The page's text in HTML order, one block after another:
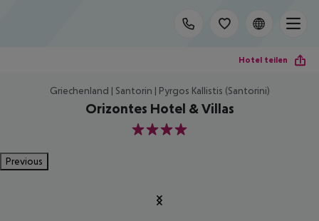
Hotel teilen
Griechenland | Santorin | Pyrgos Kallistis (Santorini)
Orizontes Hotel & Villas
4
Previous